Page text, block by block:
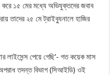
১৫ মের মধ্যে অভিযুক্তদের জবাব
তাদের ২৫ মে ট্রাইব্যুনালে হাজির
লাইসেন্স পেয়ে গেছি’- গত কয়েক মাস
তদন্ত বিভাগ (সিআইডি) ওই